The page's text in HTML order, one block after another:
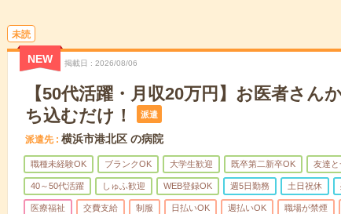
未読
NEW 掲載日 2026/08/06
【50代活躍・月収20万円】お医者さん
ち込むだけ！
派遣
派遣先 横浜市港北区 の病院
職種未経験OK ブランクOK 大学生歓迎 既卒第二新卒OK 友達
40～50代活躍 しゅふ歓迎 WEB登録OK 週5日勤務 土日祝休
医療福祉 交費支給 制服 日払いOK 週払いOK 職場が禁煙